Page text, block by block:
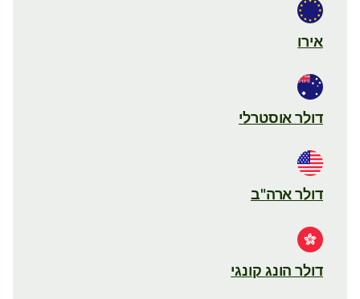
אירו
דולר אוסטרלי
דולר ארה"ב
דולר הונג קונגי